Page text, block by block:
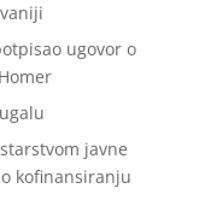
ugovor o
javne
kofinansiranju